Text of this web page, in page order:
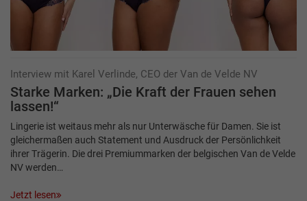
Interview mit Karel Verlinde, CEO der Van de Velde NV
Starke Marken: „Die Kraft der Frauen sehen
lassen!“
Lingerie ist weitaus mehr als nur Unterwäsche für Damen. Sie ist
gleichermaßen auch Statement und Ausdruck der Persönlichkeit
ihrer Trägerin. Die drei Premiummarken der belgischen Van de Velde
NV werden…
Jetzt lesen